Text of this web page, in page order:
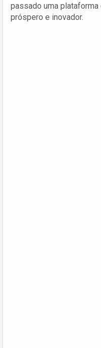
passado uma plataforma
próspero e inovador.